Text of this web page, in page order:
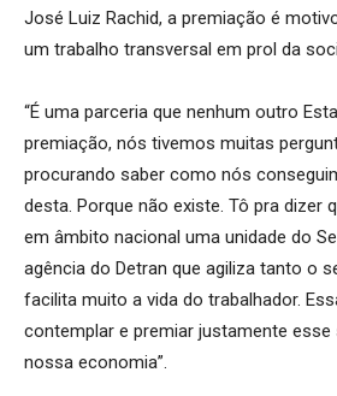
José Luiz Rachid, a premiação é
um trabalho transversal em prol da
“É uma parceria que nenhum outro
premiação, nós tivemos muitas
procurando saber como nós
desta. Porque não existe. Tô pra dizer
em âmbito nacional uma unidade do
agência do Detran que agiliza tanto o
facilita muito a vida do trabalhador.
contemplar e premiar justamente
nossa economia”.